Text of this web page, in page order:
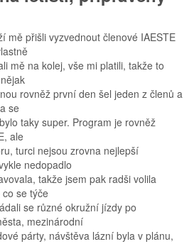
mě přišli vyzvednout členové IAESTE
mě na kolej, vše mi platili, takže to
rovněž první den šel jeden z členů a
se
taky super. Program je rovněž
ale
turci nejsou zrovna nejlepší
nedopadlo
takže jsem pak radši volila
se týče
se různé okružní jízdy po
mezinárodní
párty, návštěva lázní byla v plánu,